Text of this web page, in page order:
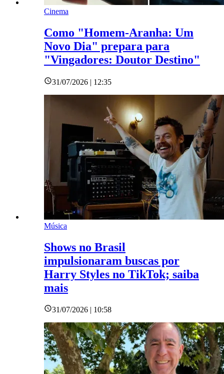
Cinema
Como "Homem-Aranha: Um
Novo Dia" prepara para
"Vingadores: Doutor Destino"
31/07/2026 | 12:35
Música
Shows no Brasil
impulsionaram buscas por
Harry Styles no TikTok; saiba
mais
31/07/2026 | 10:58